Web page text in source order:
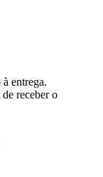
entrega.
receber o